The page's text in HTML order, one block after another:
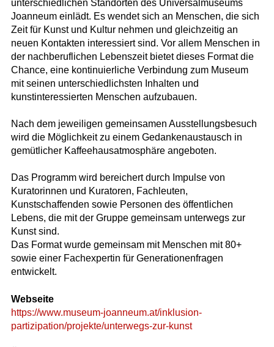
unterschiedlichen Standorten des Universalmuseums
Joanneum einlädt. Es wendet sich an Menschen, die sich
Zeit für Kunst und Kultur nehmen und gleichzeitig an
neuen Kontakten interessiert sind. Vor allem Menschen in
der nachberuflichen Lebenszeit bietet dieses Format die
Chance, eine kontinuierliche Verbindung zum Museum
mit seinen unterschiedlichsten Inhalten und
kunstinteressierten Menschen aufzubauen.
Nach dem jeweiligen gemeinsamen Ausstellungsbesuch
wird die Möglichkeit zu einem Gedankenaustausch in
gemütlicher Kaffeehausatmosphäre angeboten.
Das Programm wird bereichert durch Impulse von
Kuratorinnen und Kuratoren, Fachleuten,
Kunstschaffenden sowie Personen des öffentlichen
Lebens, die mit der Gruppe gemeinsam unterwegs zur
Kunst sind.
Das Format wurde gemeinsam mit Menschen mit 80+
sowie einer Fachexpertin für Generationenfragen
entwickelt.
Webseite
https://www.museum-joanneum.at/inklusion-
partizipation/projekte/unterwegs-zur-kunst